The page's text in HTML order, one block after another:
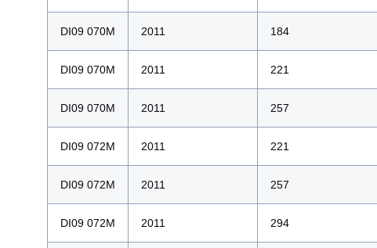
DI09 070M 2011 184
DI09 070M 2011 221
DI09 070M 2011 257
DI09 072M 2011 221
DI09 072M 2011 257
DI09 072M 2011 294